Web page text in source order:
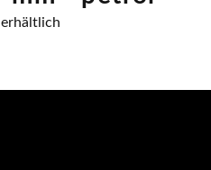
erhältlich